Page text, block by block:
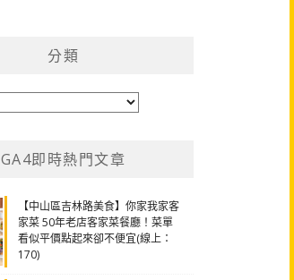
分類
GA4即時熱門文章
【中山區吉林路美食】你家我家客
家菜 50年老店客家菜餐廳！菜單
看似平價點起來卻不便宜(線上：
170)